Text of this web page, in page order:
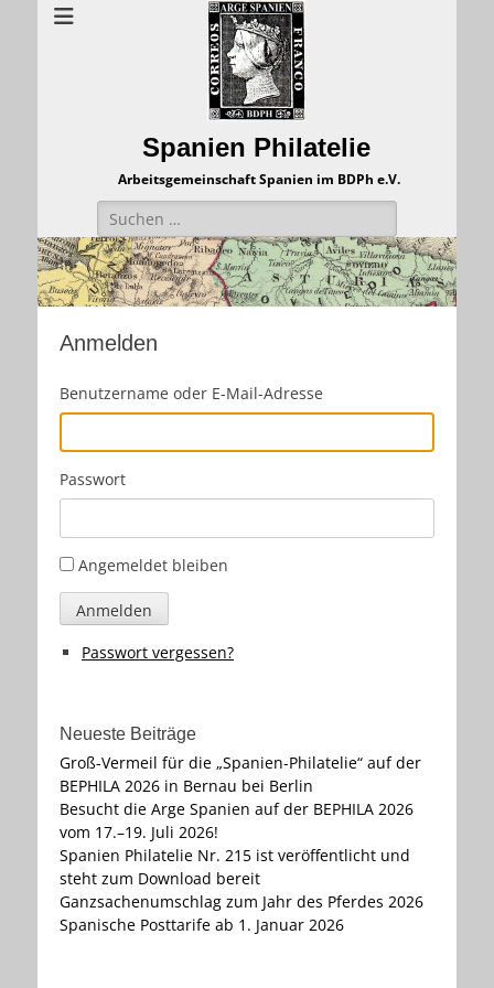
Spanien Philatelie
Arbeitsgemeinschaft Spanien im BDPh e.V.
Suchen
nach:
Anmelden
Benutzername oder E-Mail-Adresse
Passwort
Angemeldet bleiben
Anmelden
Passwort vergessen?
Neueste Beiträge
Groß-Vermeil für die „Spanien-Philatelie“ auf der
BEPHILA 2026 in Bernau bei Berlin
Besucht die Arge Spanien auf der BEPHILA 2026
vom 17.–19. Juli 2026!
Spanien Philatelie Nr. 215 ist veröffentlicht und
steht zum Download bereit
Ganzsachenumschlag zum Jahr des Pferdes 2026
Spanische Posttarife ab 1. Januar 2026